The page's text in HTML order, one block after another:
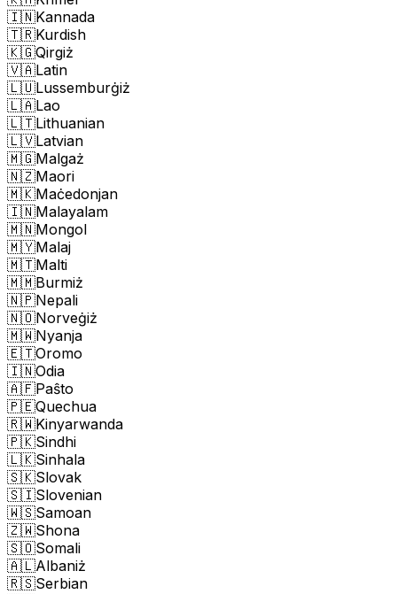
🇮🇳Kannada
🇹🇷Kurdish
🇰🇬Qirgiż
🇻🇦Latin
🇱🇺Lussemburġiż
🇱🇦Lao
🇱🇹Lithuanian
🇱🇻Latvian
🇲🇬Malgaż
🇳🇿Maori
🇲🇰Maċedonjan
🇮🇳Malayalam
🇲🇳Mongol
🇲🇾Malaj
🇲🇹Malti
🇲🇲Burmiż
🇳🇵Nepali
🇳🇴Norveġiż
🇲🇼Nyanja
🇪🇹Oromo
🇮🇳Odia
🇦🇫Paŝto
🇵🇪Quechua
🇷🇼Kinyarwanda
🇵🇰Sindhi
🇱🇰Sinhala
🇸🇰Slovak
🇸🇮Slovenian
🇼🇸Samoan
🇿🇼Shona
🇸🇴Somali
🇦🇱Albaniż
🇷🇸Serbian